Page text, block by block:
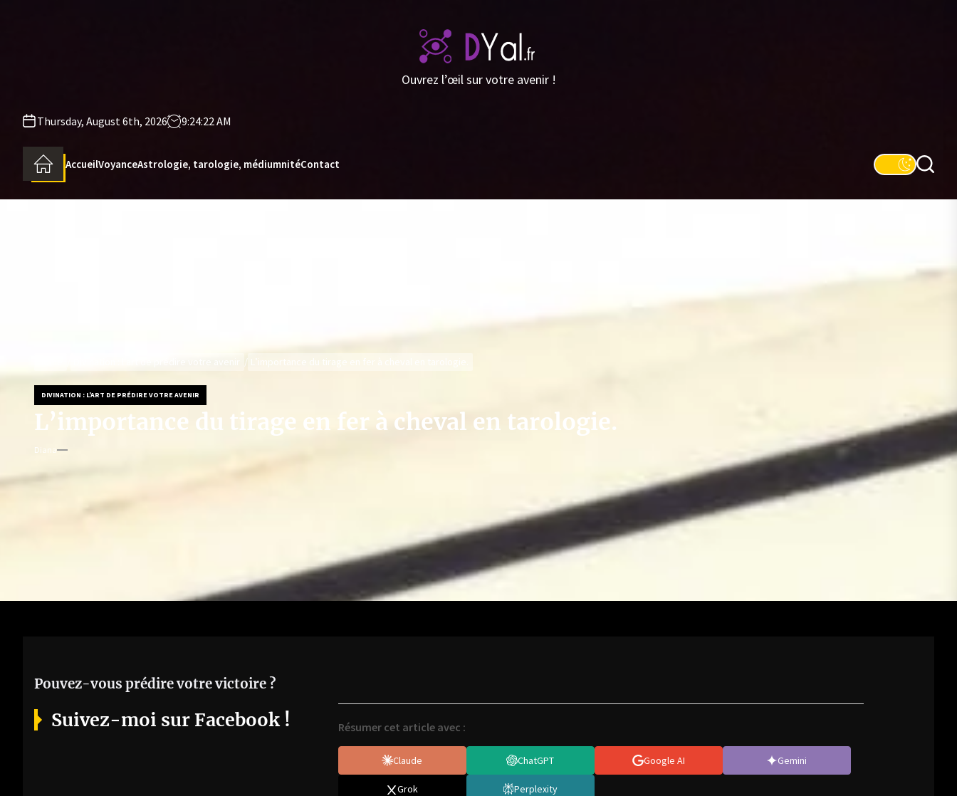
Ouvrez l’œil sur votre avenir !
Thursday, August 6th, 2026 9:24:23 AM
AccueilVoyanceAstrologie, tarologie, médiumnitéContact
L’importance du tirage en fer à cheval en tarologie.
DIVINATION : L'ART DE PRÉDIRE VOTRE AVENIR
L’importance du tirage en fer à cheval en tarologie.
Diana
Résumer cet article avec :
Claude ChatGPT Google AI Gemini
Grok Perplexity
Pouvez-vous prédire votre victoire ?
Suivez-moi sur Facebook !